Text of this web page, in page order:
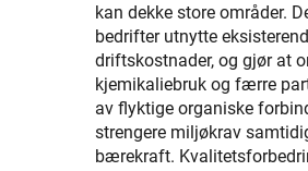
kan dekke store områder.
bedrifter utnytte
driftskostnader, og gjør at
kjemikaliebruk og færre
av flyktige organiske
strengere miljøkrav
bærekraft.